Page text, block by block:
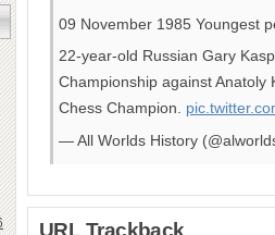
09 November 1985 Youngest
22-year-old Russian Gary
Championship against
Chess Champion.
— All Worlds History
URL Trackback